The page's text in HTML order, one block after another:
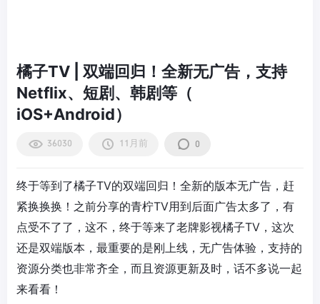
橘子TV | 双端回归！全新无广告，支持
Netflix、短剧、韩剧等（
iOS+Android）
36030 11月前 0
终于等到了橘子TV的双端回归！全新的版本无广告，赶
紧换换换！之前分享的青柠TV用到后面广告太多了，有
点受不了了，这不，终于等来了老牌影视橘子TV，这次
还是双端版本，最重要的是刚上线，无广告体验，支持的
资源分类也非常齐全，而且资源更新及时，话不多说一起
来看看！